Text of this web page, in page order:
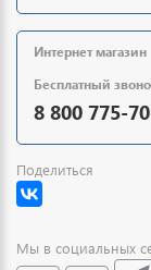
Интернет магазин
Бесплатный
8 800 775-
Поделиться
Мы в социальных